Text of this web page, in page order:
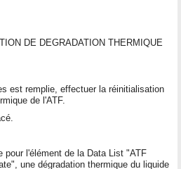
DE DEGRADATION THERMIQUE
est remplie, effectuer la réinitialisation
de l'ATF.
pour l'élément de la Data List "ATF
une dégradation thermique du liquide